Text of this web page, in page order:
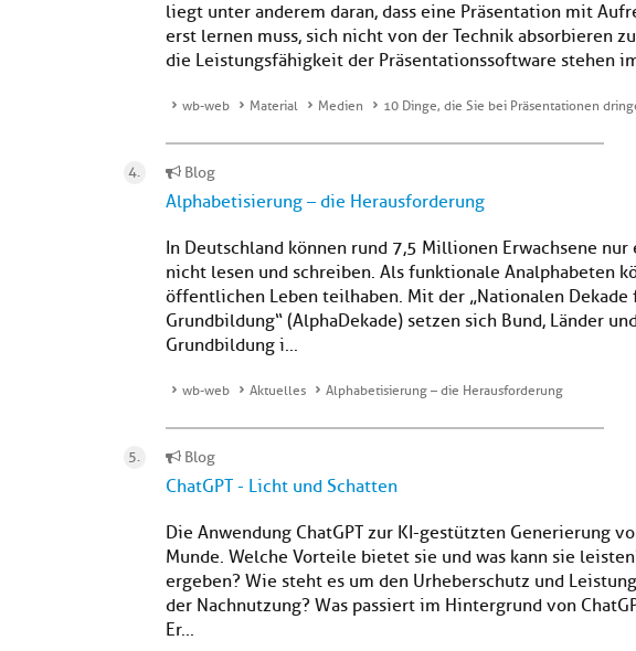
liegt unter anderem daran, dass eine Präsentation mit
erst lernen muss, sich nicht von der Technik absorbieren
die Leistungsfähigkeit der Präsentationssoftware stehen
wb-web Material Medien 10 Dinge, die Sie bei Präsentationen
Blog
Alphabetisierung – die Herausforderung
In Deutschland können rund 7,5 Millionen Erwachsene
nicht lesen und schreiben. Als funktionale Analphabeten
öffentlichen Leben teilhaben. Mit der „Nationalen
Grundbildung“ (AlphaDekade) setzen sich Bund, Länder
Grundbildung i...
wb-web Aktuelles Alphabetisierung – die Herausforderung
Blog
ChatGPT - Licht und Schatten
Die Anwendung ChatGPT zur KI-gestützten Generierung
Munde. Welche Vorteile bietet sie und was kann sie
ergeben? Wie steht es um den Urheberschutz und
der Nachnutzung? Was passiert im Hintergrund von
Er...